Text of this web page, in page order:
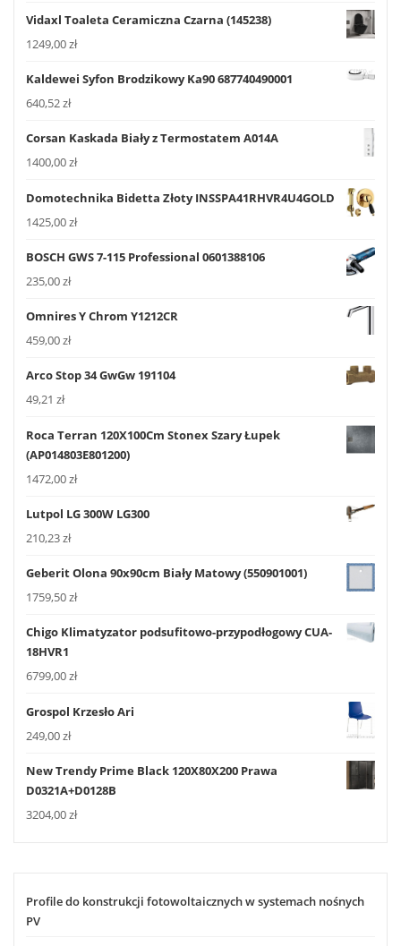
Vidaxl Toaleta Ceramiczna Czarna (145238)
1249,00zł
Kaldewei Syfon Brodzikowy Ka90 687740490001
640,52zł
Corsan Kaskada Biały z Termostatem A014A
1400,00zł
Domotechnika Bidetta Złoty INSSPA41RHVR4U4GOLD
1425,00zł
BOSCH GWS 7-115 Professional 0601388106
235,00zł
Omnires Y Chrom Y1212CR
459,00zł
Arco Stop 34 GwGw 191104
49,21 zł
Roca Terran 120X100Cm Stonex Szary Łupek
(AP014803E801200)
1472,00zł
Lutpol LG 300W LG300
210,23zł
Geberit Olona 90x90cm Biały Matowy (550901001)
1759,50zł
Chigo Klimatyzator podsufitowo-przypodłogowy CUA-
18HVR1
6799,00zł
Grospol Krzesło Ari
249,00zł
New Trendy Prime Black 120X80X200 Prawa
D0321A+D0128B
3204,00zł
Profile do konstrukcji fotowoltaicznych w systemach nośnych
PV